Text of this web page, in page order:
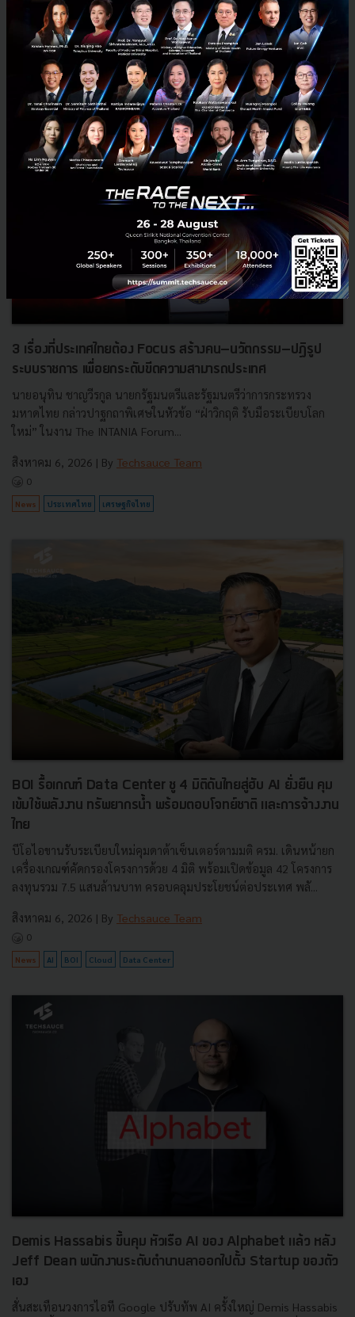
RELATED ARTICLE
3 เรื่องที่ประเทศไทยต้อง Focus สร้างคน–นวัตกรรม–ปฏิรูป
ระบบราชการ เพื่อยกระดับขีดความสามารถประเทศ
นายอนุทิน ชาญวีรกูล นายกรัฐมนตรีและรัฐมนตรีว่าการกระทรวง
มหาดไทย กล่าวปาฐกถาพิเศษในหัวข้อ “ฝ่าวิกฤติ รับมือระเบียบโลก
ใหม่” ในงาน The INTANIA Forum...
สิงหาคม 6, 2026 | By Techsauce Team
0
News ประเทศไทย เศรษฐกิจไทย
BOI รื้อเกณฑ์ Data Center ชู 4 มิติดันไทยสู่ฮับ AI ยั่งยืน คุม
เข้มใช้พลังงาน ทรัพยากรน้ำ พร้อมตอบโจทย์ชาติ และการจ้างงาน
ไทย
บีโอไอขานรับระเบียบใหม่คุมดาต้าเซ็นเตอร์ตามมติ ครม. เดินหน้ายก
เครื่องเกณฑ์คัดกรองโครงการด้วย 4 มิติ พร้อมเปิดข้อมูล 42 โครงการ
ลงทุนรวม 7.5 แสนล้านบาท ครอบคลุมประโยชน์ต่อประเทศ พลั...
สิงหาคม 6, 2026 | By Techsauce Team
0
News AI BOI Cloud Data Center
Demis Hassabis ขึ้นคุม หัวเรือ AI ของ Alphabet แล้ว หลัง
Jeff Dean พนักงานระดับตำนานลาออกไปตั้ง Startup ของตัว
เอง
สั่นสะเทือนวงการไอที Google ปรับทัพ AI ครั้งใหญ่ Demis Hassabis